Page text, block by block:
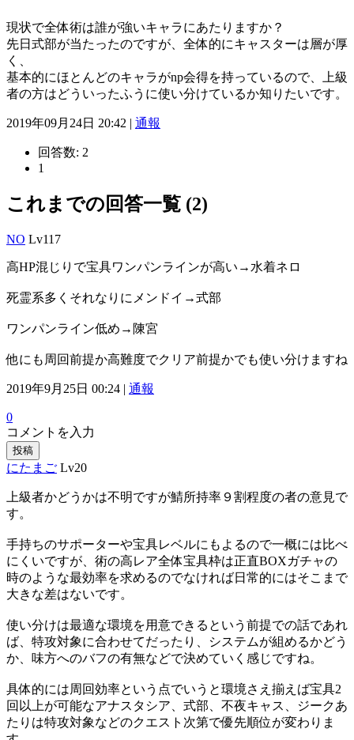
現状で全体術は誰が強いキャラにあたりますか？
先日式部が当たったのですが、全体的にキャスターは層が厚
く、
基本的にほとんどのキャラがnp会得を持っているので、上級
者の方はどういったふうに使い分けているか知りたいです。
2019年09月24日 20:42 | 通報
回答数: 2
1
これまでの回答一覧 (2)
NO Lv117
高HP混じりで宝具ワンパンラインが高い→水着ネロ
死霊系多くそれなりにメンドイ→式部
ワンパンライン低め→陳宮
他にも周回前提か高難度でクリア前提かでも使い分けますね
2019年9月25日 00:24 | 通報
0
コメントを入力
投稿
にたまご Lv20
上級者かどうかは不明ですが鯖所持率９割程度の者の意見で
す。
手持ちのサポーターや宝具レベルにもよるので一概には比べ
にくいですが、術の高レア全体宝具枠は正直BOXガチャの
時のような最効率を求めるのでなければ日常的にはそこまで
大きな差はないです。
使い分けは最適な環境を用意できるという前提での話であれ
ば、特攻対象に合わせてだったり、システムが組めるかどう
か、味方へのバフの有無などで決めていく感じですね。
具体的には周回効率という点でいうと環境さえ揃えば宝具2
回以上が可能なアナスタシア、式部、不夜キャス、ジークあ
たりは特攻対象などのクエスト次第で優先順位が変わりま